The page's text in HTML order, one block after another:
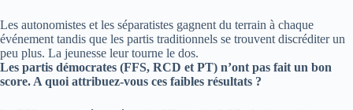
Les autonomistes et les séparatistes gagnent du terrain à chaque
événement tandis que les partis traditionnels se trouvent discréditer un
peu plus. La jeunesse leur tourne le dos.
Les partis démocrates (FFS, RCD et PT) n’ont pas fait un bon
score. A quoi attribuez-vous ces faibles résultats ?